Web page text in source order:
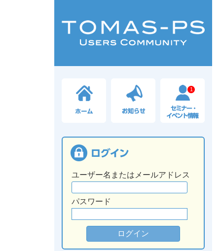
1
ユーザー名またはメールアドレス
パスワード